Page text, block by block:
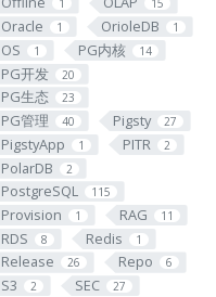
1 15
Oracle 1 OrioleDB 1
OS 1 PG内核 14
PG开发 20
PG生态 23
PG管理 40 Pigsty 27
PigstyApp 1 PITR 2
PolarDB 2
PostgreSQL 115
Provision 1 RAG 11
RDS 8 Redis 1
Release 26 Repo 6
S3 2 SEC 27
postgresql-13-
sequential-uuids
PIGSTY
postgresql-13-
sequential-uuids
PIGSTY
postgresql-13-
sequential-uuids
PIGSTY 1.0.3